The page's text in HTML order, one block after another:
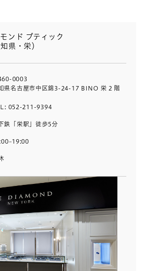
ンド ブティック
県・栄）
0003
県名古屋市中区錦3-24-17 BINO 栄 2 階
052-211-9394
鉄「栄駅」徒歩5分